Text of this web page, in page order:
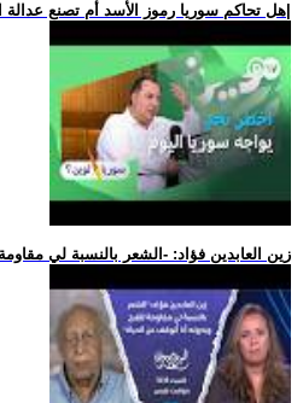
.. زين العابدين فؤاد: -الشعر بالنسبة لي مقاومة